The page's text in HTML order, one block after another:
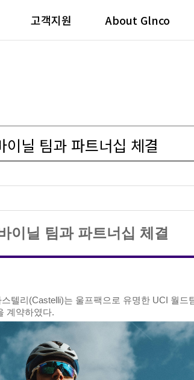
고객지원 About Glnco
닐 팀과 파트너십 체결
이닐 팀과 파트너십 체결
텔리(Castelli)는 울프팩으로 유명한 UCI 월
계약하였다.